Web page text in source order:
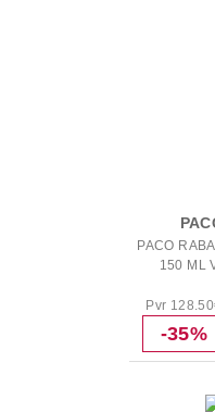
PACO
150 ML
Pvr
-35%